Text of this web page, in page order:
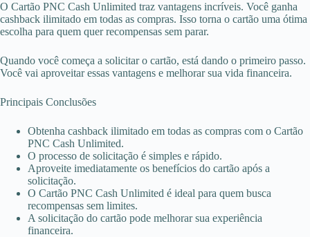
O Cartão PNC Cash Unlimited traz vantagens incríveis. Você ganha
cashback ilimitado em todas as compras. Isso torna o cartão uma ótima
escolha para quem quer recompensas sem parar.
Quando você começa a solicitar o cartão, está dando o primeiro passo.
Você vai aproveitar essas vantagens e melhorar sua vida financeira.
Principais Conclusões
Obtenha cashback ilimitado em todas as compras com o Cartão
PNC Cash Unlimited.
O processo de solicitação é simples e rápido.
Aproveite imediatamente os benefícios do cartão após a
solicitação.
O Cartão PNC Cash Unlimited é ideal para quem busca
recompensas sem limites.
A solicitação do cartão pode melhorar sua experiência
financeira.